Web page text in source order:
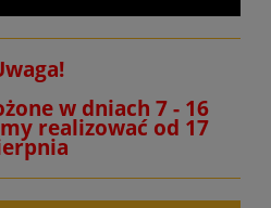
w dniach 7 - 16
realizować od 17